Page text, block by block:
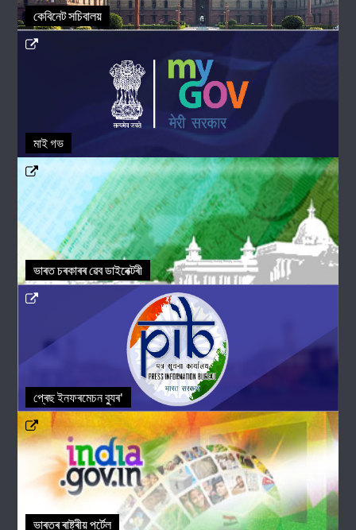
কেবিনেট সচিবালয়
মাই গভ
ভাৰত চৰকাৰৰ ৱেব ডাইৰেক্টৰী
প্ৰেছ ইনফৰমেচন ব্যুৰ'
ভাৰতৰ ৰাষ্ট্ৰীয় পৰ্টেল